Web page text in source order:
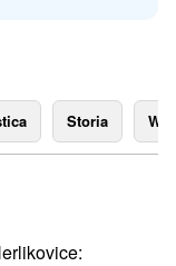
Storia